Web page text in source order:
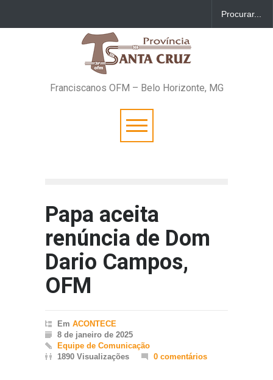
Franciscanos OFM – Belo Horizonte, MG
Papa aceita
renúncia de Dom
Dario Campos,
OFM
Em ACONTECE
8 de janeiro de 2025
Equipe de Comunicação
1890 Visualizações
0 comentários